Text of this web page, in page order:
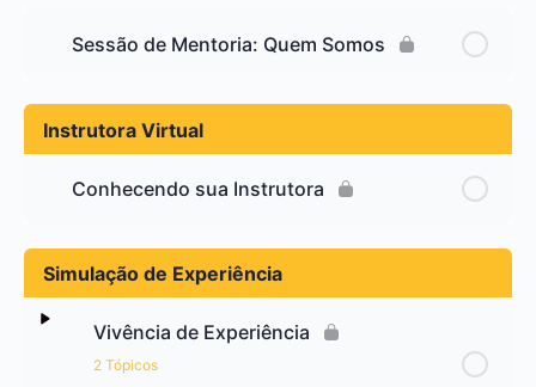
Sessão de Mentoria: Quem Somos
Instrutora Virtual
Conhecendo sua Instrutora
Simulação de Experiência
Vivência de Experiência
2 Tópicos